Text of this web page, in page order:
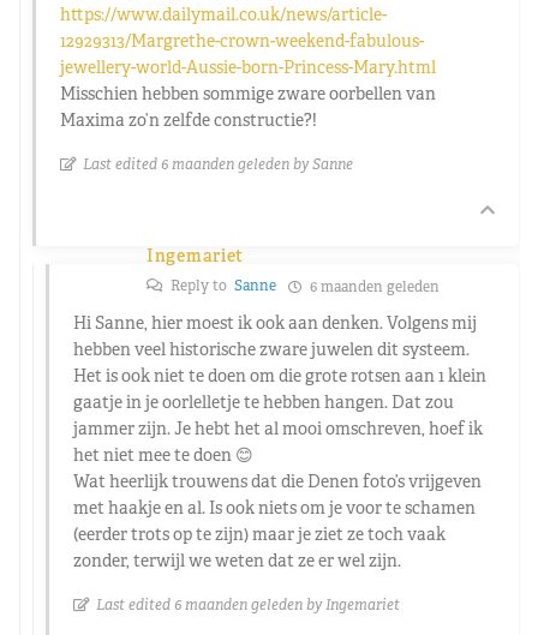
https://www.dailymail.co.uk/news/article-
12929313/Margrethe-crown-weekend-fabulous-
jewellery-world-Aussie-born-Princess-Mary.html
Misschien hebben sommige zware oorbellen van
Maxima zo’n zelfde constructie?!
Last edited 6 maanden geleden by Sanne
Ingemariet
Reply to Sanne 6 maanden geleden
Hi Sanne, hier moest ik ook aan denken. Volgens mij
hebben veel historische zware juwelen dit systeem.
Het is ook niet te doen om die grote rotsen aan 1 klein
gaatje in je oorlelletje te hebben hangen. Dat zou
jammer zijn. Je hebt het al mooi omschreven, hoef ik
het niet mee te doen 😊
Wat heerlijk trouwens dat die Denen foto’s vrijgeven
met haakje en al. Is ook niets om je voor te schamen
(eerder trots op te zijn) maar je ziet ze toch vaak
zonder, terwijl we weten dat ze er wel zijn.
Last edited 6 maanden geleden by Ingemariet